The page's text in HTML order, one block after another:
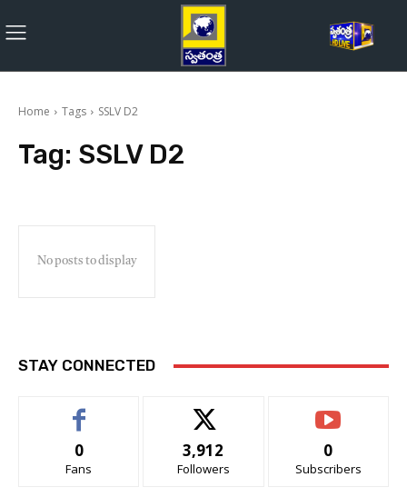
Home Tags SSLV D2
Tag: SSLV D2
No posts to display
STAY CONNECTED
0
Fans
3,912
Followers
0
Subscribers